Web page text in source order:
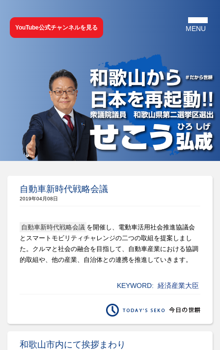
YouTube公式チャンネルを見る
自動車新時代戦略会議
2019年04月08日
自動車新時代戦略会議 を開催し、 電動車活用社会推進協議会
とスマートモビリティチャレンジの二つの取組を提案しまし
た。クルマと社会の融合を目指して、 自動車産業における協調
的取組や、他の産業、 自治体との連携を推進していきます。
KEYWORD: 経済産業大臣
和歌山市内にて挨拶まわり